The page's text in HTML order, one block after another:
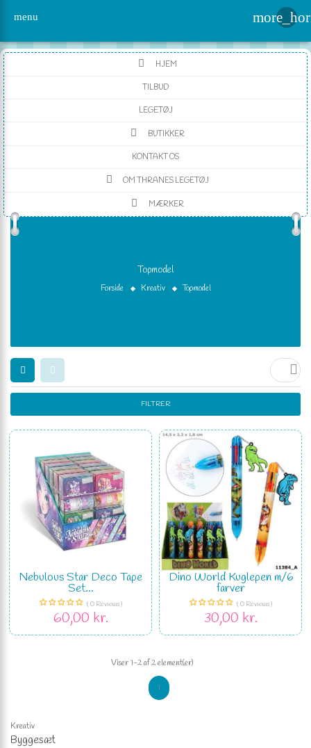
menu
HJEM
TILBUD
LEGETØJ
BUTIKKER
KONTAKT OS
OM THRANES LEGETØJ
MÆRKER
Topmodel
Forside Kreativ Topmodel
Kreativ
Byggesæt

FILTRER
Nebulous Star Deco Tape
Set...
( 0 Reviews )
60,00 kr.
Dino World Kuglepen m/6
farver
( 0 Reviews )
30,00 kr.
Viser 1-2 af 2 element(er)
1